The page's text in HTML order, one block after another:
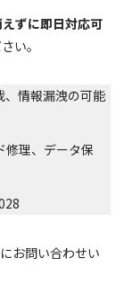
ずに即日対応可
い。
、情報漏洩の可能
修理、データ保
お問い合わせい